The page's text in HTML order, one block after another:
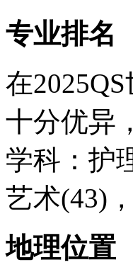
专业排名
在
十分优异，
学科：护
艺术(43)
地理位置